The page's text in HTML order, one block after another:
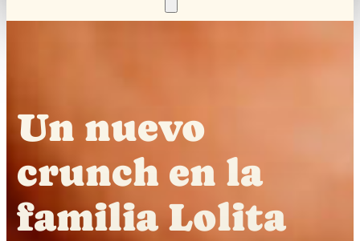
Un nuevo
crunch en la
familia Lolita